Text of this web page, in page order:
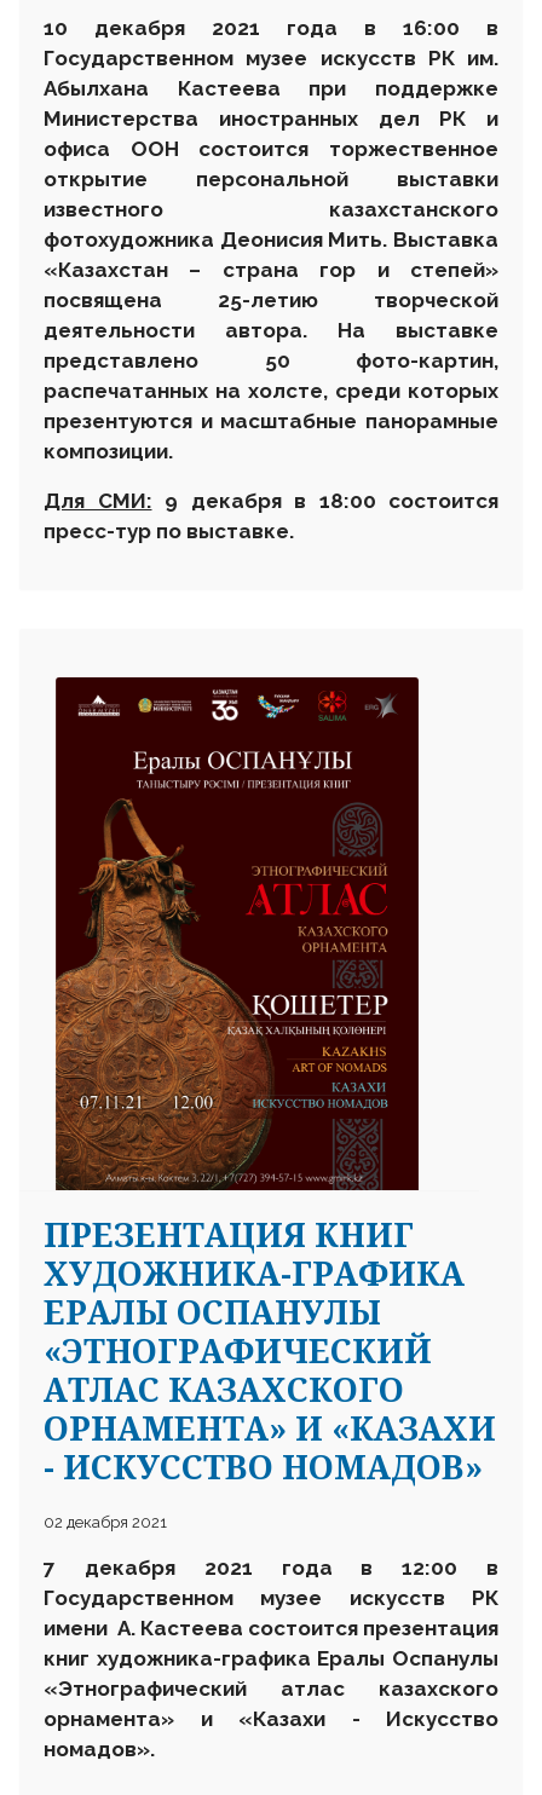
10 декабря 2021 года в 16:00 в
Государственном музее искусств РК им.
Абылхана Кастеева при поддержке
Министерства иностранных дел РК и
офиса ООН состоится торжественное
открытие персональной выставки
известного казахстанского
фотохудожника Деонисия Мить. Выставка
«Казахстан – страна гор и степей»
посвящена 25-летию творческой
деятельности автора. На выставке
представлено 50 фото-картин,
распечатанных на холсте, среди которых
презентуются и масштабные панорамные
композиции.
Для СМИ: 9 декабря в 18:00 состоится
пресс-тур по выставке.
ПРЕЗЕНТАЦИЯ КНИГ
ХУДОЖНИКА-ГРАФИКА
ЕРАЛЫ ОСПАНУЛЫ
«ЭТНОГРАФИЧЕСКИЙ
АТЛАС КАЗАХСКОГО
ОРНАМЕНТА» И «КАЗАХИ
- ИСКУССТВО НОМАДОВ»
02 декабря 2021
7 декабря 2021 года в 12:00 в
Государственном музее искусств РК
имени А. Кастеева состоится презентация
книг художника-графика Ералы Оспанулы
«Этнографический атлас казахского
орнамента» и «Казахи - Искусство
номадов».